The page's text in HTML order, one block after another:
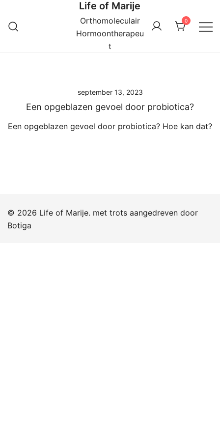
Life of Marije
Orthomoleculair
Hormoontherapeu
t
0
september 13, 2023
Een opgeblazen gevoel door probiotica?
Een opgeblazen gevoel door probiotica? Hoe kan dat?
© 2026 Life of Marije. met trots aangedreven door
Botiga